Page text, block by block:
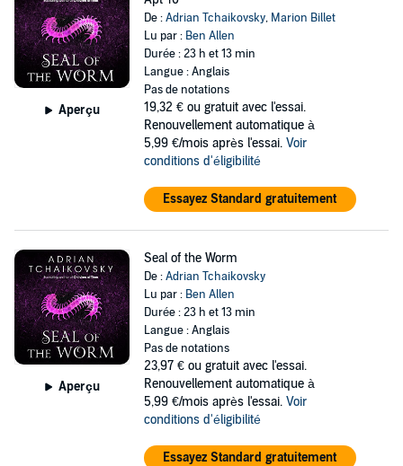
Aperçu
De :Adrian Tchaikovsky, Marion Billet
Lu par : Ben Allen
Durée : 23 h et 13 min
Langue : Anglais
Pas de notations
19,32 € ou gratuit avec l'essai.
Renouvellement automatique à
5,99 €/mois après l'essai. Voir
conditions d'éligibilité
Essayez Standard gratuitement
Aperçu
Seal of the Worm
De :Adrian Tchaikovsky
Lu par : Ben Allen
Durée : 23 h et 13 min
Langue : Anglais
Pas de notations
23,97 € ou gratuit avec l'essai.
Renouvellement automatique à
5,99 €/mois après l'essai. Voir
conditions d'éligibilité
Essayez Standard gratuitement